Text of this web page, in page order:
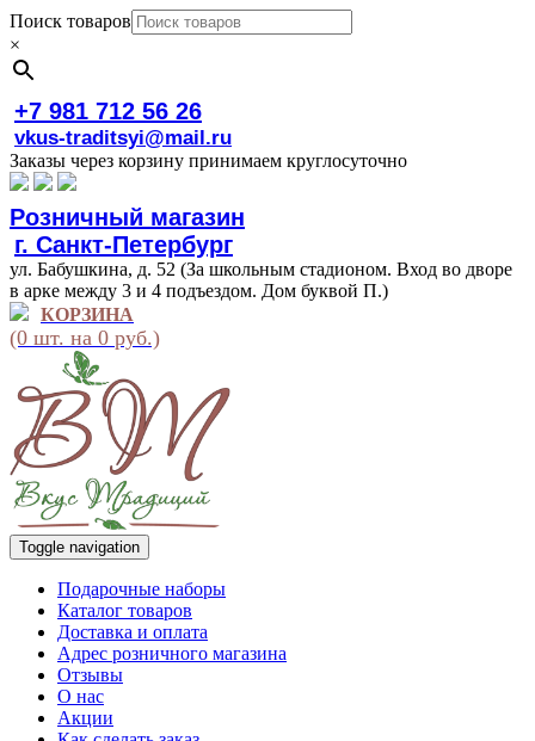
Поиск товаров
×
+7 981 712 56 26
vkus-traditsyi@mail.ru
Заказы через корзину принимаем круглосуточно
Розничный магазин
г. Санкт-Петербург
ул. Бабушкина, д. 52 (За школьным стадионом. Вход во дворе
в арке между 3 и 4 подъездом. Дом буквой П.)
КОРЗИНА
(0 шт. на 0 руб.)
Toggle navigation
Подарочные наборы
Каталог товаров
Доставка и оплата
Адрес розничного магазина
Отзывы
О нас
Акции